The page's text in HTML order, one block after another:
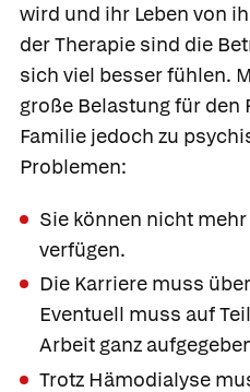
wird und ihr Leben von
der Therapie sind die
sich viel besser fühlen.
große Belastung für den
Familie jedoch zu
Problemen:
Sie können nicht
verfügen.
Die Karriere muss
Eventuell muss auf
Arbeit ganz
Trotz Hämodialyse